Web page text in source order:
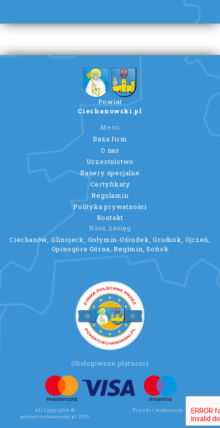
Powiat
Ciechanowski.pl
Menu
Baza firm
O nas
Uczestnictwo
Banery specjalne
Certyfikaty
Regulamin
Polityka prywatności
Kontakt
Nasz zasięg
Ciechanów, Glinojeck, Gołymin-Ośrodek, Grudusk, Ojrzeń,
Opinogóra Górna, Regimin, Sońsk
Obsługiwane płatności
All Copyrights ©
powiatciechanowski.pl 2026
Projekt i wykonanie: Wee Click